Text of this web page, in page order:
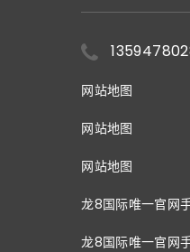
网站地图
网站地图
网站地图
龙8国际唯一官网
龙8国际唯一官网